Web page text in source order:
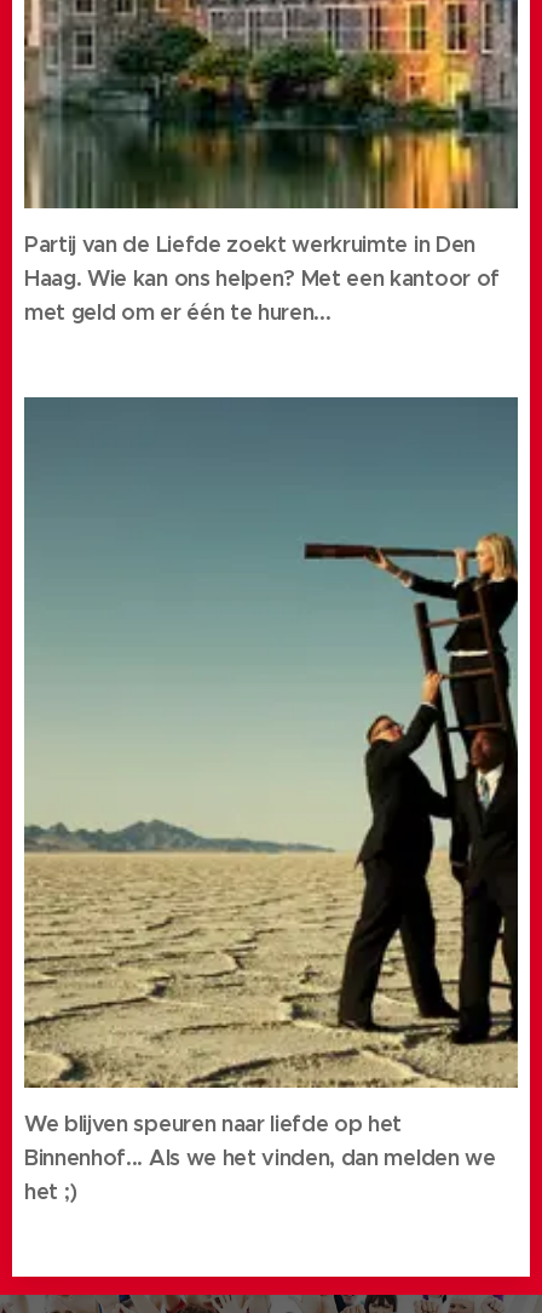
Partij van de Liefde zoekt werkruimte in Den
Haag. Wie kan ons helpen? Met een kantoor of
met geld om er één te huren...
We blijven speuren naar liefde op het
Binnenhof... Als we het vinden, dan melden we
het ;)